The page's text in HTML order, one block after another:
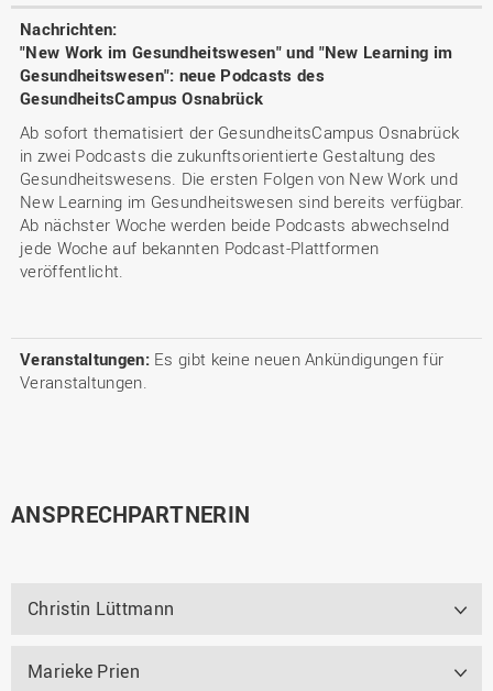
"New Work im Gesundheitswesen" und "New Learning im
Gesundheitswesen": neue Podcasts des
GesundheitsCampus Osnabrück
Ab sofort thematisiert der GesundheitsCampus Osnabrück
in zwei Podcasts die zukunftsorientierte Gestaltung des
Gesundheitswesens. Die ersten Folgen von New Work und
New Learning im Gesundheitswesen sind bereits verfügbar.
Ab nächster Woche werden beide Podcasts abwechselnd
jede Woche auf bekannten Podcast-Plattformen
veröffentlicht.
Es gibt keine neuen Ankündigungen für
Veranstaltungen.
ANSPRECHPARTNERIN
Christin Lüttmann
Marieke Prien